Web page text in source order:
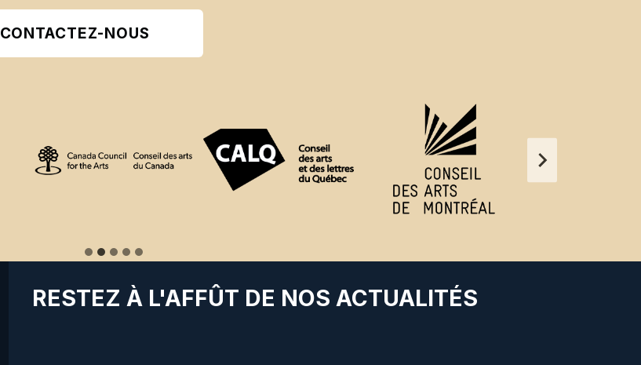
CONTACTEZ-NOUS
RESTEZ À L'AFFÛT DE NOS ACTUALITÉS